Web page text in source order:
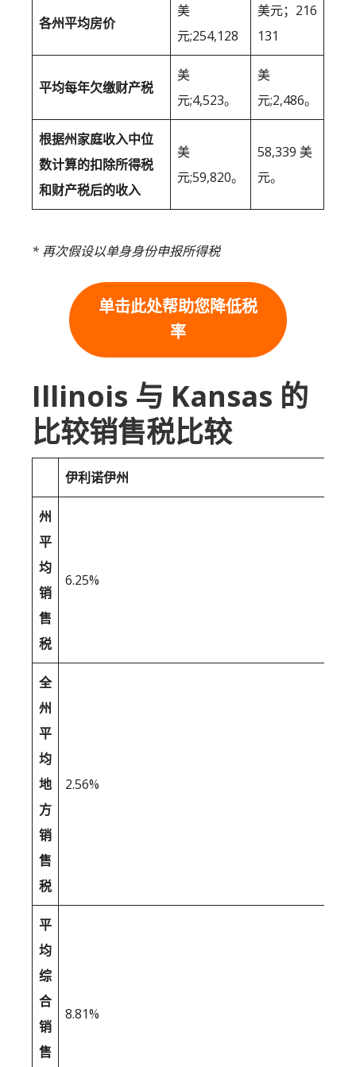
各州平均房价
美
元;254,128
美元；216
131
平均每年欠缴财产税
美
元;4,523。
美
元;2,486。
根据州家庭收入中位
数计算的扣除所得税
和财产税后的收入
美
元;59,820。
58,339 美
元。
* 再次假设以单身身份申报所得税
单击此处帮助您降低税
率
Illinois 与 Kansas 的
比较销售税比较
伊利诺伊州
州
平
均
销
售
税
6.25%
全
州
平
均
地
方
销
售
税
2.56%
平
均
综
合
销
售
8.81%